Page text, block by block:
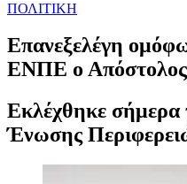
ΠΟΛΙΤΙΚΗ
Επανεξελέγη
ΕΝΠΕ ο Απόστολος
Εκλέχθηκε σήμερα
Ένωσης